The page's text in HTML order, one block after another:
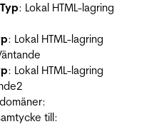
Typ: Lokal HTML-lagring
: Lokal HTML-lagring
: Lokal HTML-lagring
2
till: